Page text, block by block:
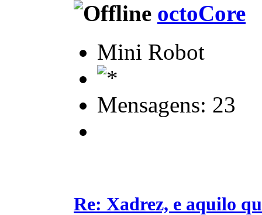
octoCore
Mini Robot
Mensagens: 23
Re: Xadrez, e aquilo